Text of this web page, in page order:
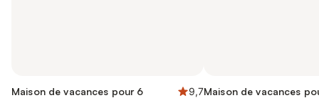
Maison de vacances pour 6
9,7Maison de vacances